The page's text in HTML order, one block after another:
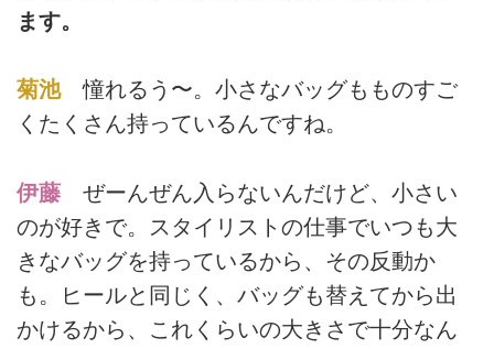
ます。
菊池憧れるう〜。小さなバッグもものすご
くたくさん持っているんですね。
伊藤 ぜーんぜん入らないんだけど、小さい
のが好きで。スタイリストの仕事でいつも大
きなバッグを持っているから、その反動か
も。ヒールと同じく、バッグも替えてから出
かけるから、これくらいの大きさで十分なん